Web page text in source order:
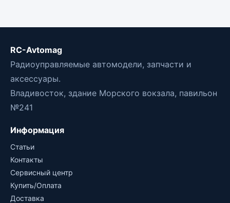
RC-Avtomag
Радиоуправляемые автомодели, запчасти и
аксессуары.
Владивосток, здание Морского вокзала, павильон
№241
Информация
Статьи
Контакты
Сервисный центр
Купить/Оплата
Доставка